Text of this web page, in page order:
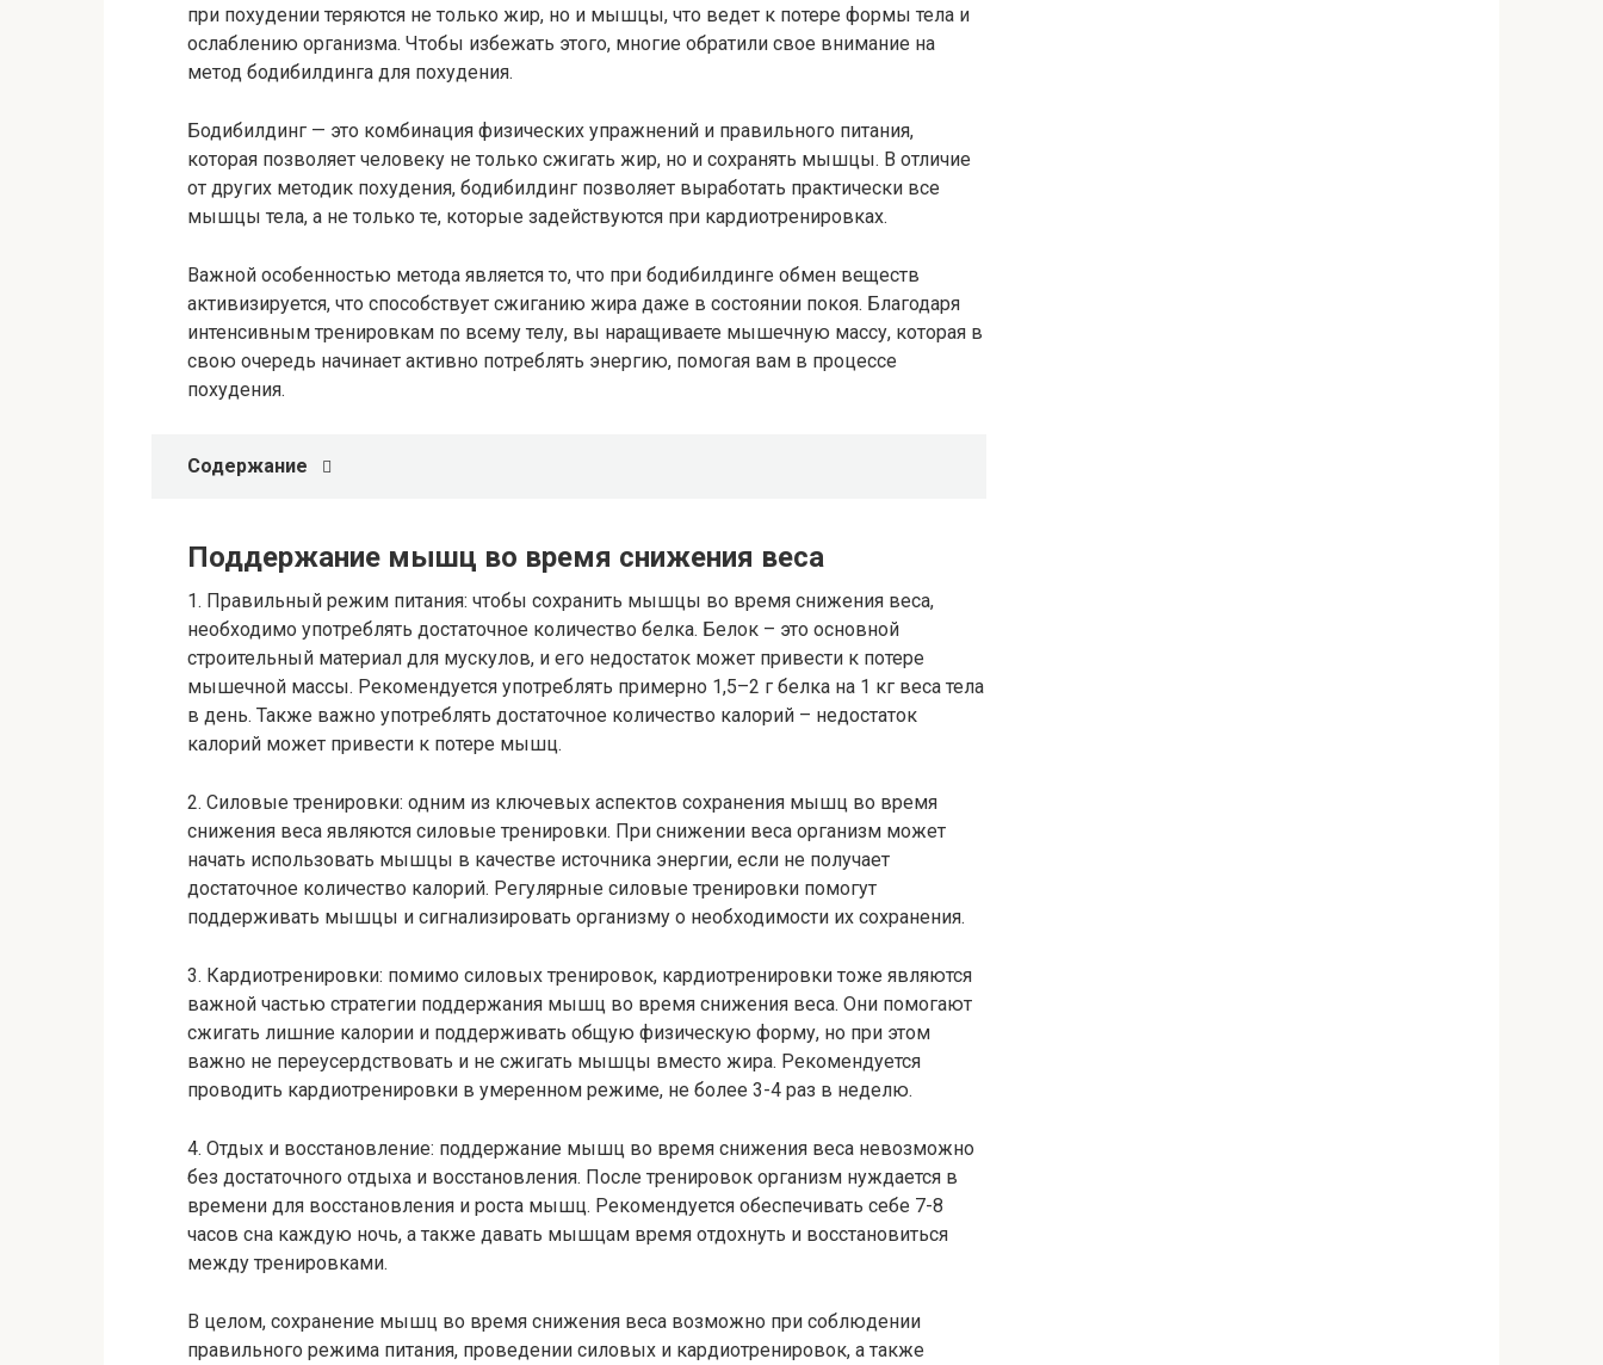
при похудении теряются не только жир, но и мышцы, что ведет к потере формы тела и
ослаблению организма. Чтобы избежать этого, многие обратили свое внимание на
метод бодибилдинга для похудения.
Бодибилдинг — это комбинация физических упражнений и правильного питания,
которая позволяет человеку не только сжигать жир, но и сохранять мышцы. В отличие
от других методик похудения, бодибилдинг позволяет выработать практически все
мышцы тела, а не только те, которые задействуются при кардиотренировках.
Важной особенностью метода является то, что при бодибилдинге обмен веществ
активизируется, что способствует сжиганию жира даже в состоянии покоя. Благодаря
интенсивным тренировкам по всему телу, вы наращиваете мышечную массу, которая в
свою очередь начинает активно потреблять энергию, помогая вам в процессе
похудения.
Содержание
Поддержание мышц во время снижения веса
1. Правильный режим питания: чтобы сохранить мышцы во время снижения веса,
необходимо употреблять достаточное количество белка. Белок – это основной
строительный материал для мускулов, и его недостаток может привести к потере
мышечной массы. Рекомендуется употреблять примерно 1,5–2 г белка на 1 кг веса тела
в день. Также важно употреблять достаточное количество калорий – недостаток
калорий может привести к потере мышц.
2. Силовые тренировки: одним из ключевых аспектов сохранения мышц во время
снижения веса являются силовые тренировки. При снижении веса организм может
начать использовать мышцы в качестве источника энергии, если не получает
достаточное количество калорий. Регулярные силовые тренировки помогут
поддерживать мышцы и сигнализировать организму о необходимости их сохранения.
3. Кардиотренировки: помимо силовых тренировок, кардиотренировки тоже являются
важной частью стратегии поддержания мышц во время снижения веса. Они помогают
сжигать лишние калории и поддерживать общую физическую форму, но при этом
важно не переусердствовать и не сжигать мышцы вместо жира. Рекомендуется
проводить кардиотренировки в умеренном режиме, не более 3-4 раз в неделю.
4. Отдых и восстановление: поддержание мышц во время снижения веса невозможно
без достаточного отдыха и восстановления. После тренировок организм нуждается в
времени для восстановления и роста мышц. Рекомендуется обеспечивать себе 7-8
часов сна каждую ночь, а также давать мышцам время отдохнуть и восстановиться
между тренировками.
В целом, сохранение мышц во время снижения веса возможно при соблюдении
правильного режима питания, проведении силовых и кардиотренировок, а также